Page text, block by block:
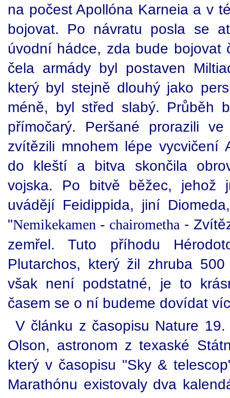
na počest Apollóna Karneia a v
bojovat. Po návratu posla se
úvodní hádce, zda bude bojovat
čela armády byl postaven
který byl stejně dlouhý jako
méně, byl střed slabý. Průběh
přímočarý. Peršané prorazili
zvítězili mnohem lépe vycvičení
do kleští a bitva skončila
vojska. Po bitvě běžec, jehož
uvádějí Feidippida, jiní
"Nemikekamen - chairometha -
zemřel. Tuto příhodu
Plutarchos, který žil zhruba
však není podstatné, je to
časem se o ní budeme dovídat
V článku z časopisu Nature
Olson, astronom z texaské
který v časopisu "Sky &
Marathónu existovaly dva